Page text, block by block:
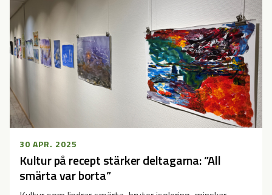
Kultur på recept stärker deltagarna: ”All
smärta var borta”
30 APR. 2025